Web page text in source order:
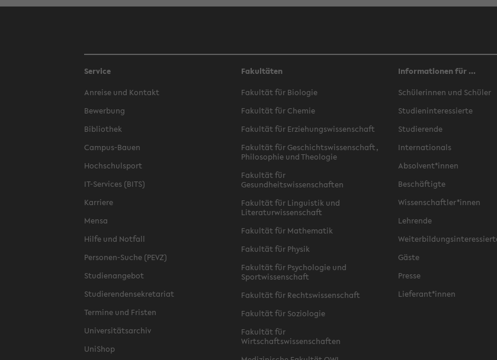
Service
Anreise und Kontakt
Bewerbung
Bibliothek
Campus-Bauen
Hochschulsport
IT-Services (BITS)
Karriere
Mensa
Hilfe und Notfall
Personen-Suche (PEVZ)
Studienangebot
Studierendensekretariat
Termine und Fristen
Universitätsarchiv
UniShop
Fakultäten
Fakultät für Biologie
Fakultät für Chemie
Fakultät für Erziehungswissenschaft
Fakultät für Geschichtswissenschaft,
Philosophie und Theologie
Fakultät für
Gesundheitswissenschaften
Fakultät für Linguistik und
Literaturwissenschaft
Fakultät für Mathematik
Fakultät für Physik
Fakultät für Psychologie und
Sportwissenschaft
Fakultät für Rechtswissenschaft
Fakultät für Soziologie
Fakultät für
Wirtschaftswissenschaften
Informationen für ...
Schülerinnen und Schüler
Studieninteressierte
Studierende
Internationals
Absolvent*innen
Beschäftigte
Wissenschaftler*innen
Lehrende
Gäste
Presse
Lieferant*innen